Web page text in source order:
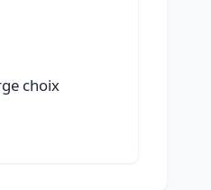
choix